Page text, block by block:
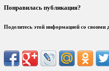
Понравилась публикация?
Поделитесь этой информацией со своими